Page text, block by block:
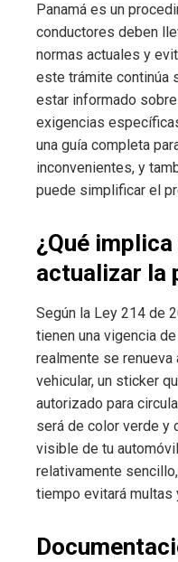
Panamá es un
conductores deben
normas actuales y
este trámite continúa
estar informado
exigencias
una guía completa
inconvenientes, y
puede simplificar el
¿Qué
actualizar la
Según la Ley 214 de
tienen una vigencia
realmente se renueva
vehicular, un sticker
autorizado para
será de color verde y
visible de tu
relativamente
tiempo evitará multas